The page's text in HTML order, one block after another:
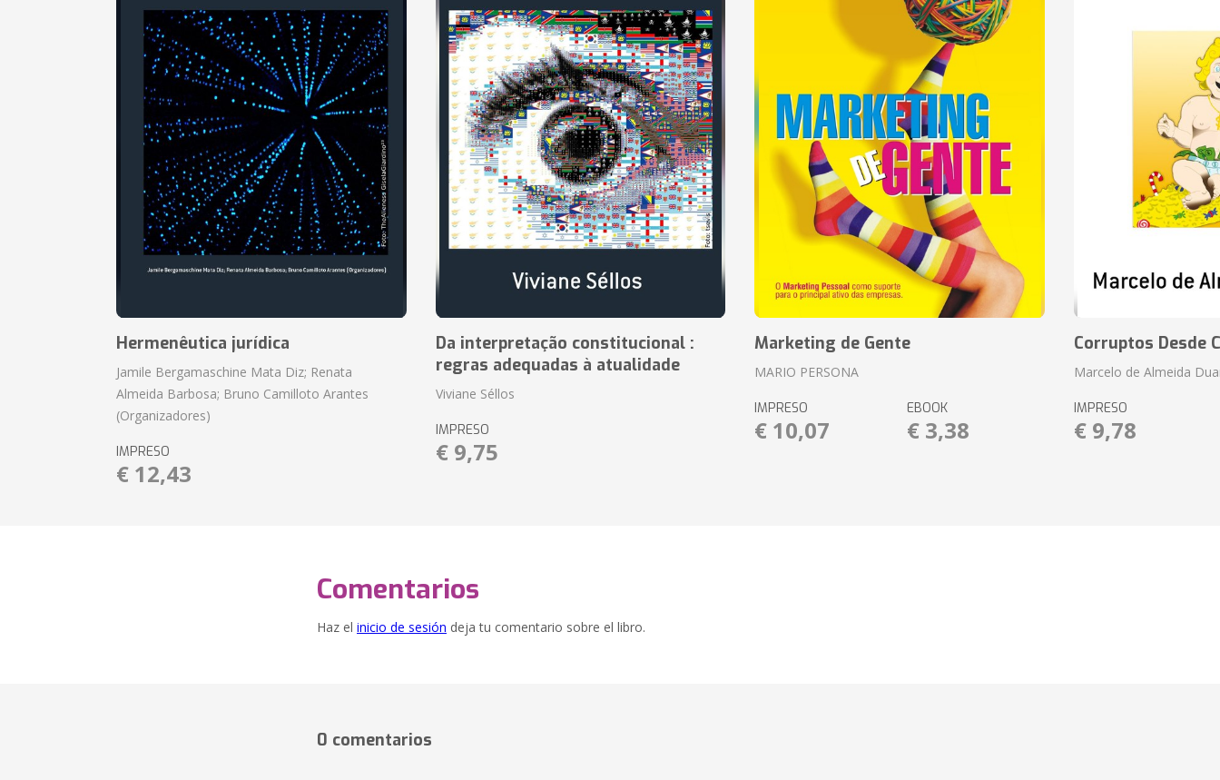
Hermenêutica jurídica
Jamile Bergamaschine Mata Diz; Renata
Almeida Barbosa; Bruno Camilloto Arantes
(Organizadores)
IMPRESO
€ 12,43
Da interpretação constitucional :
regras adequadas à atualidade
Viviane Séllos
IMPRESO
€ 9,75
Marketing de Gente
MARIO PERSONA
IMPRESO
€ 10,07
EBOOK
€ 3,38
Corruptos Desde
Marcelo de Almeida
IMPRESO
€ 9,78
Comentarios
Haz el inicio de sesión deja tu comentario sobre el libro.
0 comentarios